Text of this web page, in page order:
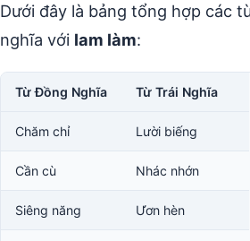
Dưới đây là bảng tổng hợp các
nghĩa với lam làm:
Từ Đồng Nghĩa Từ Trái Nghĩa
Chăm chỉ Lười biếng
Cần cù Nhác nhớn
Siêng năng Ươn hèn